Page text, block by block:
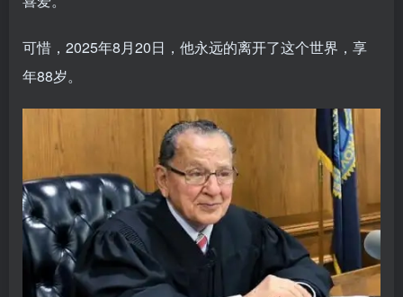
可惜，2025年8月20日，他永远的离开了这个世界，享
年88岁。